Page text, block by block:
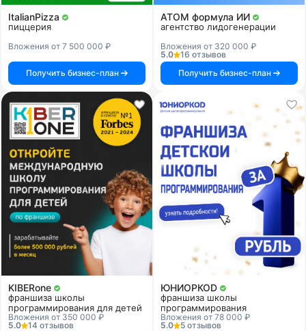
ItalianPizza
пиццерия
Вложения от 7 500 000 ₽
Получить бизнес-план
АТОМ формула ИИ
агентство лидогенерации
Вложения от 320 000 ₽
5.0
16 отзывов
Получить бизнес-план
KIBERone
франшиза школы
программирования для детей
Вложения от 350 000 ₽
5.0
14 отзывов
ЮНИОРКОD
франшиза школы
программирования
Вложения от 78 000 ₽
5.0
5 отзывов